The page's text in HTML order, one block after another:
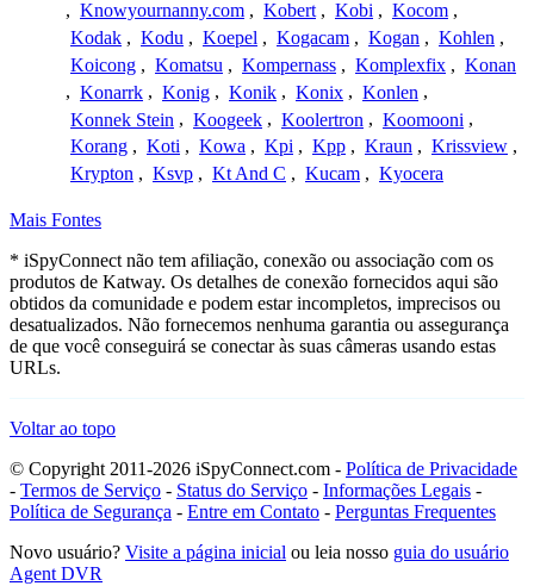
, Knowyournanny.com , Kobert , Kobi , Kocom ,
Kodak , Kodu , Koepel , Kogacam , Kogan , Kohlen ,
Koicong , Komatsu , Kompernass , Komplexfix , Konan
, Konarrk , Konig , Konik , Konix , Konlen ,
Konnek Stein , Koogeek , Koolertron , Koomooni ,
Korang , Koti , Kowa , Kpi , Kpp , Kraun , Krissview ,
Krypton , Ksvp , Kt And C , Kucam , Kyocera
Mais Fontes
* iSpyConnect não tem afiliação, conexão ou associação com os
produtos de Katway. Os detalhes de conexão fornecidos aqui são
obtidos da comunidade e podem estar incompletos, imprecisos ou
desatualizados. Não fornecemos nenhuma garantia ou assegurança
de que você conseguirá se conectar às suas câmeras usando estas
URLs.
Voltar ao topo
© Copyright 2011-2026 iSpyConnect.com - Política de Privacidade
- Termos de Serviço - Status do Serviço - Informações Legais -
Política de Segurança - Entre em Contato - Perguntas Frequentes
Novo usuário? Visite a página inicial ou leia nosso guia do usuário
Agent DVR